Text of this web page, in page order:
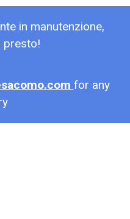
in manutenzione,
presto!
for any